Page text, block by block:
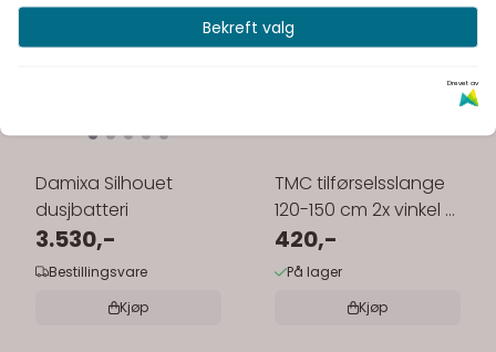
Damixa Silhouet
dusjbatteri
3.530,-
Bestillingsvare
Kjøp
TMC tilførselsslange
120-150 cm 2x vinkel (1
stk)
420,-
På lager
Kjøp
Bekreft valg
Drevet av